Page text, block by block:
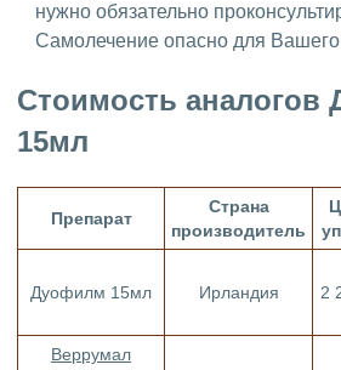
нужно обязательно
Самолечение опасно для Вашего
Стоимость аналогов
15мл
Препарат
Страна
производитель
Дуофилм 15мл Ирландия 2
Веррумал